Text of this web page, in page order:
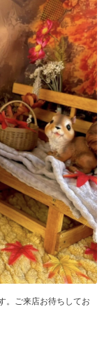
。ご来店お待ちしてお